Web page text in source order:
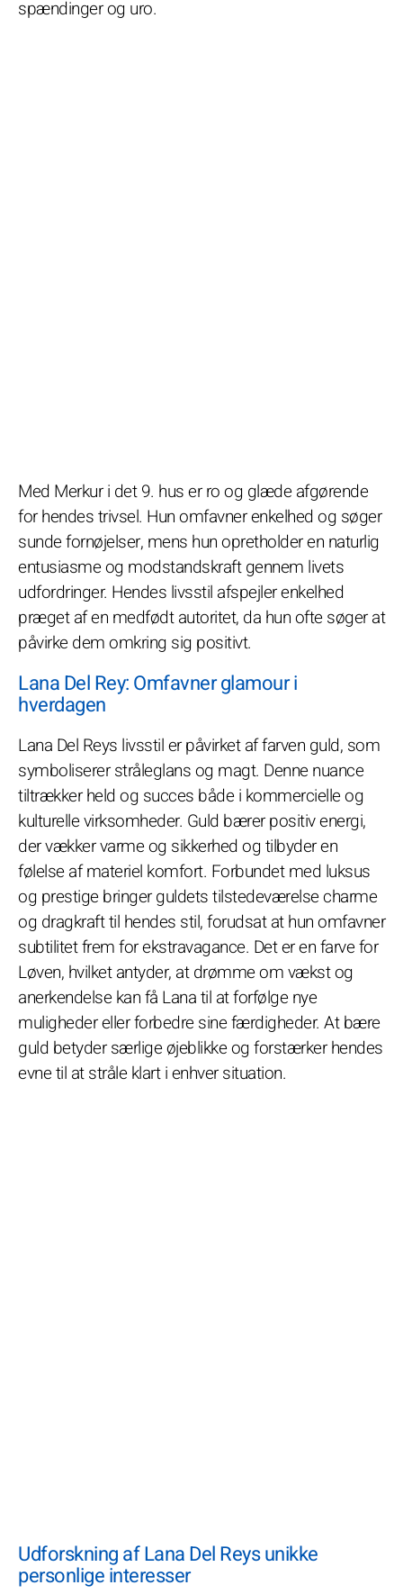
spændinger og uro.
Med Merkur i det 9. hus er ro og glæde afgørende
for hendes trivsel. Hun omfavner enkelhed og søger
sunde fornøjelser, mens hun opretholder en naturlig
entusiasme og modstandskraft gennem livets
udfordringer. Hendes livsstil afspejler enkelhed
præget af en medfødt autoritet, da hun ofte søger at
påvirke dem omkring sig positivt.
Lana Del Rey: Omfavner glamour i
hverdagen
Lana Del Reys livsstil er påvirket af farven guld, som
symboliserer stråleglans og magt. Denne nuance
tiltrækker held og succes både i kommercielle og
kulturelle virksomheder. Guld bærer positiv energi,
der vækker varme og sikkerhed og tilbyder en
følelse af materiel komfort. Forbundet med luksus
og prestige bringer guldets tilstedeværelse charme
og dragkraft til hendes stil, forudsat at hun omfavner
subtilitet frem for ekstravagance. Det er en farve for
Løven, hvilket antyder, at drømme om vækst og
anerkendelse kan få Lana til at forfølge nye
muligheder eller forbedre sine færdigheder. At bære
guld betyder særlige øjeblikke og forstærker hendes
evne til at stråle klart i enhver situation.
Udforskning af Lana Del Reys unikke
personlige interesser